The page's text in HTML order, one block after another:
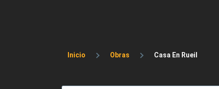
Sobrescribir enlaces
Inicio Obras Casa En Rueil